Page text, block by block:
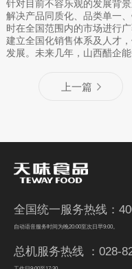
针对目前不容乐观的发展背
解决产品同质化、品类单一
时在全国范围内的市场进行
建立全国化销售体系及人才
发展。未来几年，山西醋企
上一篇
全国统一服务热线：
自动语音服务时间为晚20:00至次日早9:00。
总机服务热线 ：028-